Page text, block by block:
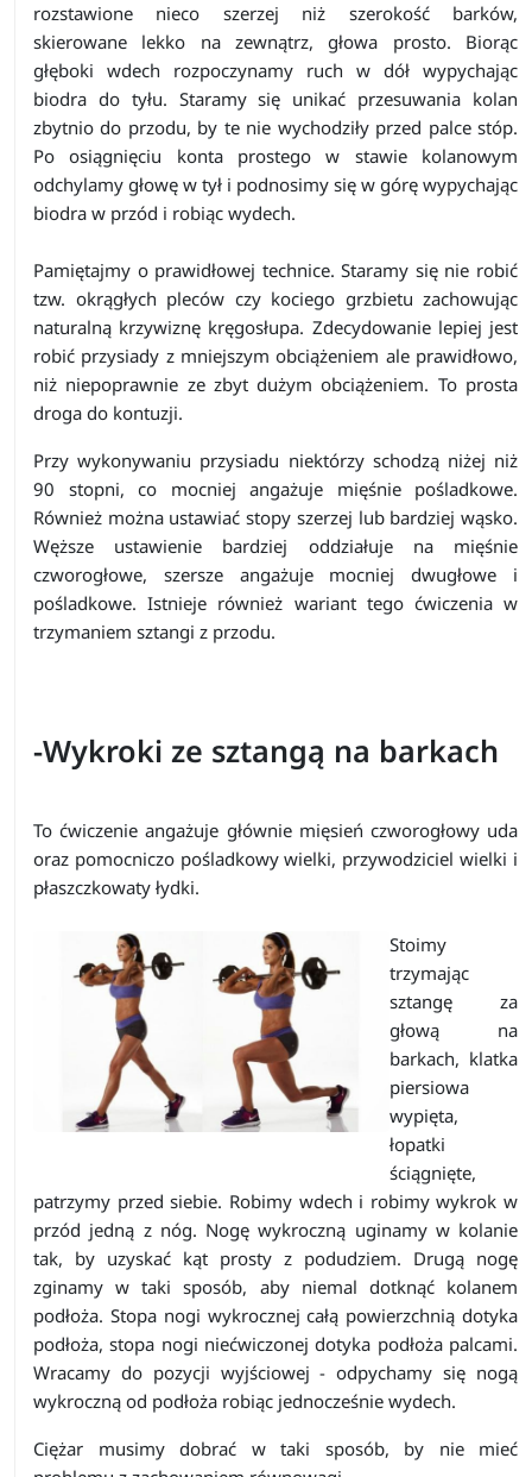
rozstawione nieco szerzej niż szerokość barków,
skierowane lekko na zewnątrz, głowa prosto. Biorąc
głęboki wdech rozpoczynamy ruch w dół wypychając
biodra do tyłu. Staramy się unikać przesuwania kolan
zbytnio do przodu, by te nie wychodziły przed palce stóp.
Po osiągnięciu konta prostego w stawie kolanowym
odchylamy głowę w tył i podnosimy się w górę wypychając
biodra w przód i robiąc wydech.
Pamiętajmy o prawidłowej technice. Staramy się nie robić
tzw. okrągłych pleców czy kociego grzbietu zachowując
naturalną krzywiznę kręgosłupa. Zdecydowanie lepiej jest
robić przysiady z mniejszym obciążeniem ale prawidłowo,
niż niepoprawnie ze zbyt dużym obciążeniem. To prosta
droga do kontuzji.
Przy wykonywaniu przysiadu niektórzy schodzą niżej niż
90 stopni, co mocniej angażuje mięśnie pośladkowe.
Również można ustawiać stopy szerzej lub bardziej wąsko.
Węższe ustawienie bardziej oddziałuje na mięśnie
czworogłowe, szersze angażuje mocniej dwugłowe i
pośladkowe. Istnieje również wariant tego ćwiczenia w
trzymaniem sztangi z przodu.
-Wykroki ze sztangą na barkach
To ćwiczenie angażuje głównie mięsień czworogłowy uda
oraz pomocniczo pośladkowy wielki, przywodziciel wielki i
płaszczkowaty łydki.
Stoimy
trzymając
sztangę za
głową na
barkach, klatka
piersiowa
wypięta,
łopatki
ściągnięte,
patrzymy przed siebie. Robimy wdech i robimy wykrok w
przód jedną z nóg. Nogę wykroczną uginamy w kolanie
tak, by uzyskać kąt prosty z podudziem. Drugą nogę
zginamy w taki sposób, aby niemal dotknąć kolanem
podłoża. Stopa nogi wykrocznej całą powierzchnią dotyka
podłoża, stopa nogi niećwiczonej dotyka podłoża palcami.
Wracamy do pozycji wyjściowej - odpychamy się nogą
wykroczną od podłoża robiąc jednocześnie wydech.
Ciężar musimy dobrać w taki sposób, by nie mieć